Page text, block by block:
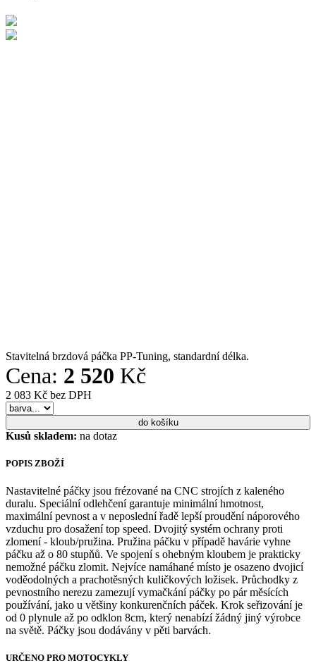
Stavitelná brzdová páčka PP-Tuning, standardní délka.
Cena: 2 520 Kč
2 083 Kč bez DPH
Kusů skladem: na dotaz
POPIS ZBOŽÍ
Nastavitelné páčky jsou frézované na CNC strojích z kaleného
duralu. Speciální odlehčení garantuje minimální hmotnost,
maximální pevnost a v neposlední řadě lepší proudění náporového
vzduchu pro dosažení top speed. Dvojitý systém ochrany proti
zlomení - kloub/pružina. Pružina páčku v případě havárie vyhne
páčku až o 80 stupňů. Ve spojení s ohebným kloubem je prakticky
nemožné páčku zlomit. Nejvíce namáhané místo je osazeno dvojicí
voděodolných a prachotěsných kuličkových ložisek. Průchodky z
pevnostního nerezu zamezují vymačkání páčky po pár měsících
používání, jako u většiny konkurenčních páček. Krok seřizování je
od 0 plynule až po odklon 8cm, který nenabízí žádný jiný výrobce
na světě. Páčky jsou dodávány v pěti barvách.
URČENO PRO MOTOCYKLY